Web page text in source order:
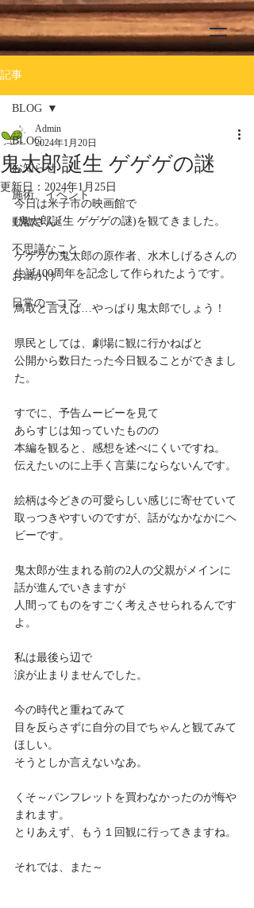
記事
BLOG
お知らせ
施術、イベント
動物さん
不思議なこと
お出かけ
日常の一コマ
BLOG
鬼太郎誕生 ゲゲゲの謎
Admin
2024年1月20日
更新日： 2024年1月25日
今日は米子市の映画館で
(鬼太郎誕生 ゲゲゲの謎)を観てきました。
ゲゲゲの鬼太郎の原作者、水木しげるさんの
生誕100周年を記念して作られたようです。
鳥取と言えば…やっぱり鬼太郎でしょう！
県民としては、劇場に観に行かねばと
公開から数日たった今日観ることができまし
た。
すでに、予告ムービーを見て
あらすじは知っていたものの
本編を観ると、感想を述べにくいですね。
伝えたいのに上手く言葉にならないんです。
絵柄は今どきの可愛らしい感じに寄せていて
取っつきやすいのですが、話がなかなかにヘ
ビーです。
鬼太郎が生まれる前の2人の父親がメインに
話が進んでいきますが
人間ってものをすごく考えさせられるんです
よ。
私は最後ら辺で
涙が止まりませんでした。
今の時代と重ねてみて
目を反らさずに自分の目でちゃんと観てみて
ほしい。
そうとしか言えないなあ。
くそ～パンフレットを買わなかったのが悔や
まれます。
とりあえず、もう１回観に行ってきますね。
それでは、また～